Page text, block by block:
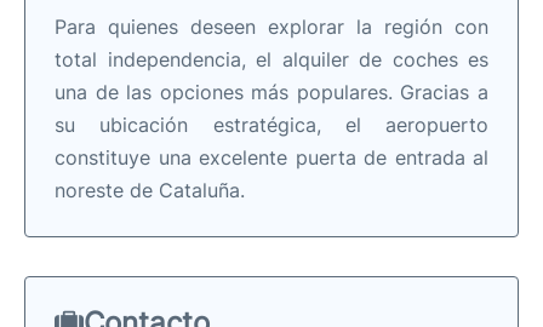
Para quienes deseen explorar la región con
total independencia, el alquiler de coches es
una de las opciones más populares. Gracias a
su ubicación estratégica, el aeropuerto
constituye una excelente puerta de entrada al
noreste de Cataluña.